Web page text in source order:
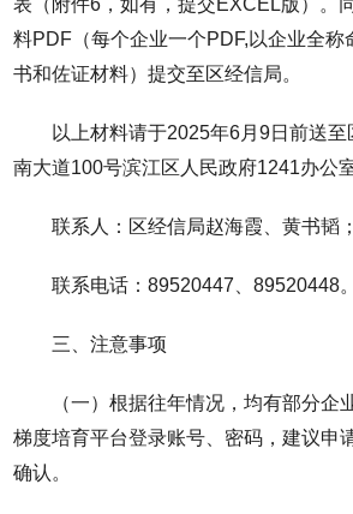
料PDF（每个企业一个PDF,以企业全称
书和佐证材料）提交至区经信局。
以上材料请于2025年6月9日前送
南大道100号滨江区人民政府1241办公室
联系人：区经信局赵海霞、黄书韬；
联系电话：89520447、89520448。
三、注意事项
（一）根据往年情况，均有部分企
梯度培育平台登录账号、密码，建议申
确认。